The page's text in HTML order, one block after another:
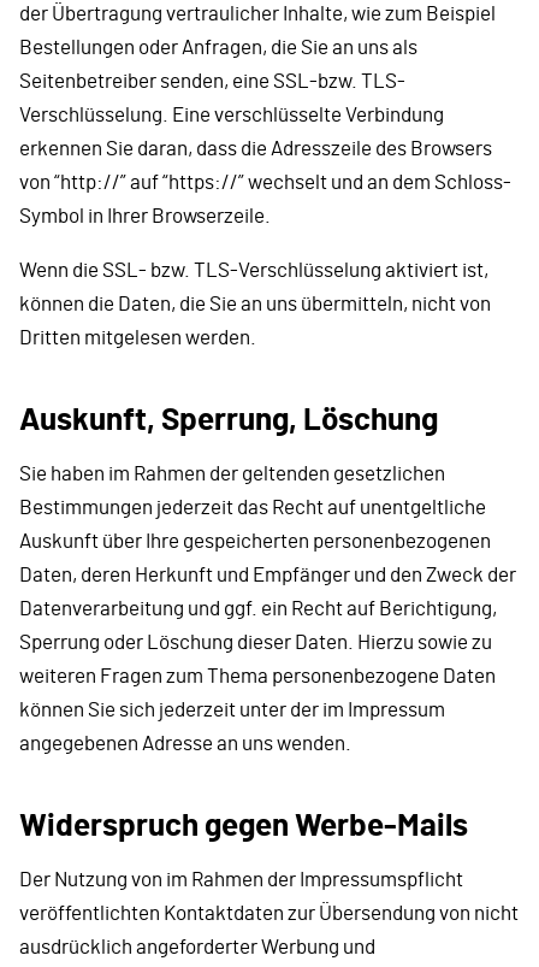
der Übertragung vertraulicher Inhalte, wie zum Beispiel
Bestellungen oder Anfragen, die Sie an uns als
Seitenbetreiber senden, eine SSL-bzw. TLS-
Verschlüsselung. Eine verschlüsselte Verbindung
erkennen Sie daran, dass die Adresszeile des Browsers
von “http://” auf “https://” wechselt und an dem Schloss-
Symbol in Ihrer Browserzeile.
Wenn die SSL- bzw. TLS-Verschlüsselung aktiviert ist,
können die Daten, die Sie an uns übermitteln, nicht von
Dritten mitgelesen werden.
Auskunft, Sperrung, Löschung
Sie haben im Rahmen der geltenden gesetzlichen
Bestimmungen jederzeit das Recht auf unentgeltliche
Auskunft über Ihre gespeicherten personenbezogenen
Daten, deren Herkunft und Empfänger und den Zweck der
Datenverarbeitung und ggf. ein Recht auf Berichtigung,
Sperrung oder Löschung dieser Daten. Hierzu sowie zu
weiteren Fragen zum Thema personenbezogene Daten
können Sie sich jederzeit unter der im Impressum
angegebenen Adresse an uns wenden.
Widerspruch gegen Werbe-Mails
Der Nutzung von im Rahmen der Impressumspflicht
veröffentlichten Kontaktdaten zur Übersendung von nicht
ausdrücklich angeforderter Werbung und